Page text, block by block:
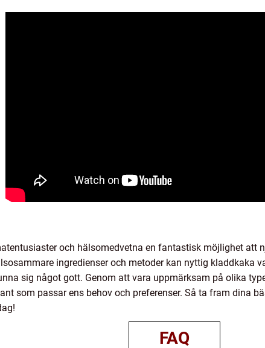
och hälsomedvetna en fantastisk möjlighet att
ingredienser och metoder kan nyttig kladdkaka
sig något gott. Genom att vara uppmärksam på olika
som passar ens behov och preferenser. Så ta fram dina
FAQ